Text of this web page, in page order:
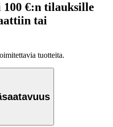
€:n tilauksille
tai
tuotteita.